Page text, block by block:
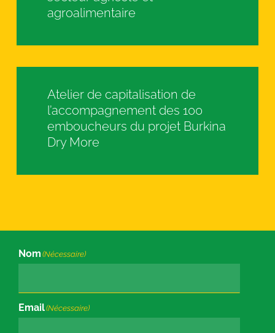
agroalimentaire
Atelier de capitalisation de
l’accompagnement des 100
emboucheurs du projet Burkina
Dry More
Nom (Nécessaire)
Email(Nécessaire)